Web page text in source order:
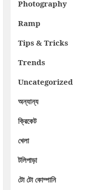
Photography
Ramp
Tips & Tricks
Trends
Uncategorized
অন্যান্য
ক্রিকেট
খেলা
টলিপাড়া
টো টো কোম্পানি